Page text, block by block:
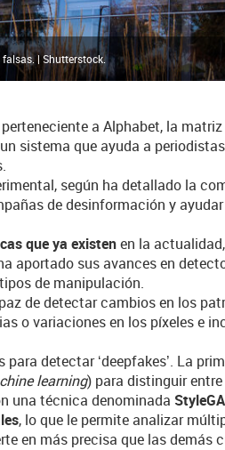
| Shutterstock.
a Alphabet, la matriz
sistema que ayuda a
según ha detallado la
de desinformación y
que ya existenen la
aportado sus avances en
de manipulación.
de detectar cambios en los
o variaciones en los píxeles e
detectar ‘deepfakes’. La
learning) para distinguir
una técnica denominada
, lo que le permite analizar
en más precisa que las demás